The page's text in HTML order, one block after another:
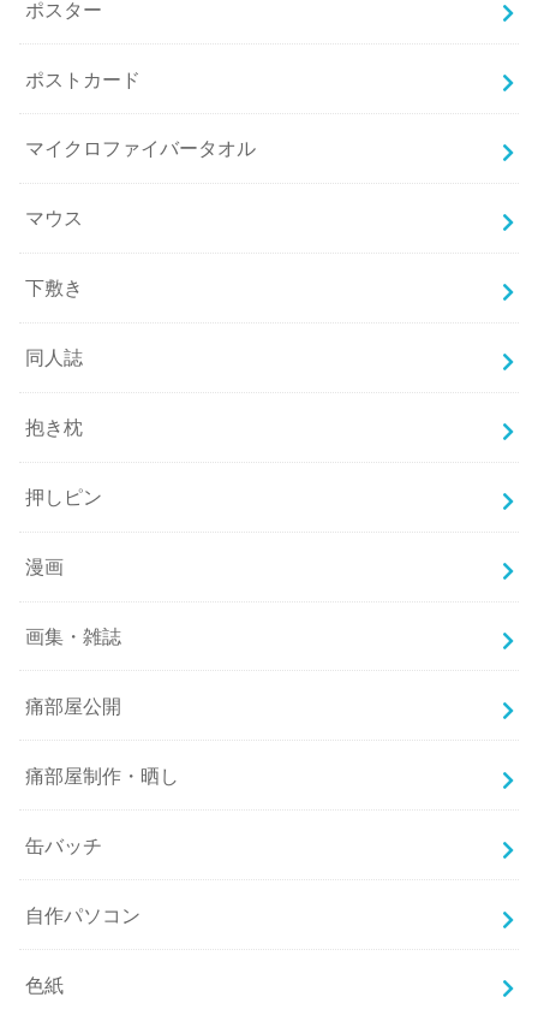
ポスター
ポストカード
マイクロファイバータオル
マウス
下敷き
同人誌
抱き枕
押しピン
漫画
画集・雑誌
痛部屋公開
痛部屋制作・晒し
缶バッチ
自作パソコン
色紙